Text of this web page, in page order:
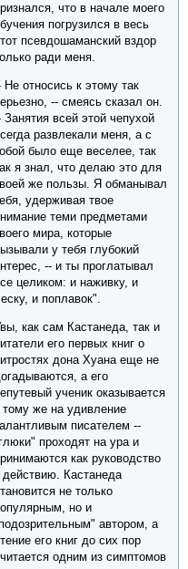
что в начале моего
погрузился в весь
псевдошаманский вздор
ради меня.
Не относись к этому так
-- смеясь сказал он.
Занятия всей этой чепухой
развлекали меня, а с
было еще веселее, так
я знал, что делаю это для
же пользы. Я обманывал
удерживая твое
теми предметами
мира, которые
у тебя глубокий
-- и ты проглатывал
целиком: и наживку, и
и поплавок".
как сам Кастанеда, так и
его первых книг о
дона Хуана еще не
а его
ученик оказывается
тому же на удивление
писателем --
проходят на ура и
как руководство
действию. Кастанеда
не только
но и
автором, а
его книг до сих пор
одним из симптомов